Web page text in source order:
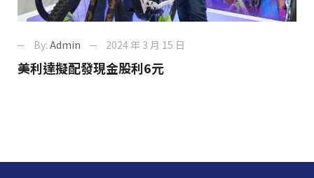
By: Admin 2024 年 3 月 15 日
美利達擬配發現金股利6元